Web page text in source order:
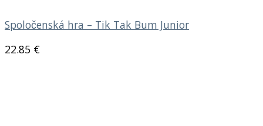
Spoločenská hra – Tik Tak Bum Junior
22.85 €